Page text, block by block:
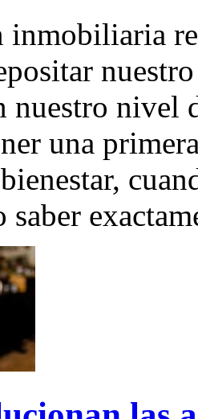
nivel
una